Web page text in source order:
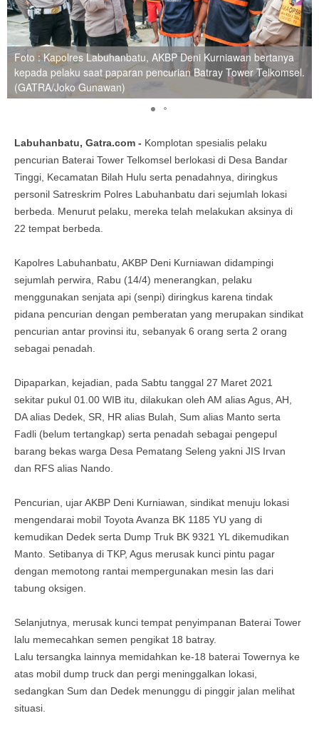
Foto : Kapolres Labuhanbatu, AKBP Deni Kurniawan bertanya
kepada pelaku saat paparan pencurian Batray Tower Telkomsel.
(GATRA/Joko Gunawan)
Labuhanbatu, Gatra.com - Komplotan spesialis pelaku
pencurian Baterai Tower Telkomsel berlokasi di Desa Bandar
Tinggi, Kecamatan Bilah Hulu serta penadahnya, diringkus
personil Satreskrim Polres Labuhanbatu dari sejumlah lokasi
berbeda. Menurut pelaku, mereka telah melakukan aksinya di
22 tempat berbeda.
Kapolres Labuhanbatu, AKBP Deni Kurniawan didampingi
sejumlah perwira, Rabu (14/4) menerangkan, pelaku
menggunakan senjata api (senpi) diringkus karena tindak
pidana pencurian dengan pemberatan yang merupakan sindikat
pencurian antar provinsi itu, sebanyak 6 orang serta 2 orang
sebagai penadah.
Dipaparkan, kejadian, pada Sabtu tanggal 27 Maret 2021
sekitar pukul 01.00 WIB itu, dilakukan oleh AM alias Agus, AH,
DA alias Dedek, SR, HR alias Bulah, Sum alias Manto serta
Fadli (belum tertangkap) serta penadah sebagai pengepul
barang bekas warga Desa Pematang Seleng yakni JIS Irvan
dan RFS alias Nando.
Pencurian, ujar AKBP Deni Kurniawan, sindikat menuju lokasi
mengendarai mobil Toyota Avanza BK 1185 YU yang di
kemudikan Dedek serta Dump Truk BK 9321 YL dikemudikan
Manto. Setibanya di TKP, Agus merusak kunci pintu pagar
dengan memotong rantai mempergunakan mesin las dari
tabung oksigen.
Selanjutnya, merusak kunci tempat penyimpanan Baterai Tower
lalu memecahkan semen pengikat 18 batray.
Lalu tersangka lainnya memidahkan ke-18 baterai Towernya ke
atas mobil dump truck dan pergi meninggalkan lokasi,
sedangkan Sum dan Dedek menunggu di pinggir jalan melihat
situasi.